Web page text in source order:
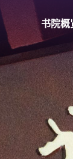
书院概